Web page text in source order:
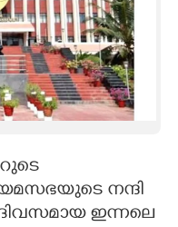
നന്ദി
ഇന്നലെ